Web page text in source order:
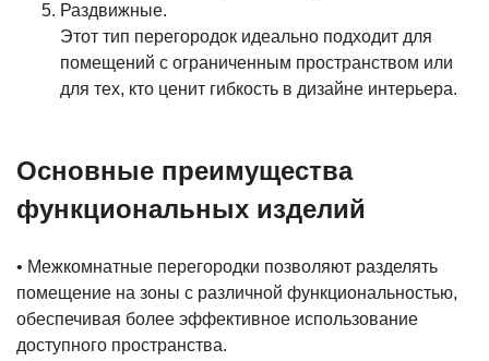
Раздвижные.
Этот тип перегородок идеально подходит для
помещений с ограниченным пространством или
для тех, кто ценит гибкость в дизайне интерьера.
Основные преимущества
функциональных изделий
• Межкомнатные перегородки позволяют разделять
помещение на зоны с различной функциональностью,
обеспечивая более эффективное использование
доступного пространства.